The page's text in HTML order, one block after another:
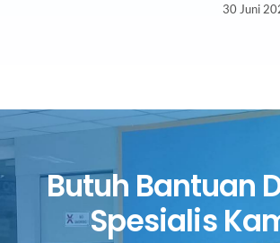
30 Juni
Butuh Bantuan
Spesialis